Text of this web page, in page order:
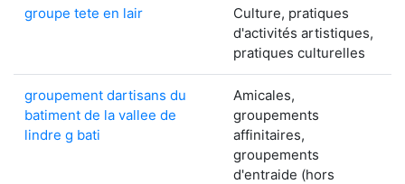
groupe tete en lair
Culture, pratiques
d'activités artistiques,
pratiques culturelles
groupement dartisans du
batiment de la vallee de
lindre g bati
Amicales,
groupements
affinitaires,
groupements
d'entraide (hors